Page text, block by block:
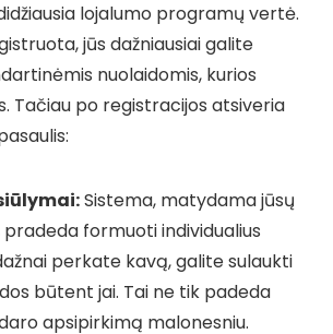
lojalumo programų vertė.
jūs dažniausiai galite
nuolaidomis, kurios
Tačiau po registracijos atsiveria
Sistema, matydama jūsų
formuoti individualius
perkate kavą, galite sulaukti
būtent jai. Tai ne tik padeda
apsipirkimą malonesniu.